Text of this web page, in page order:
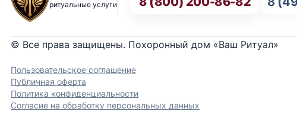
ритуальные услуги
© Все права защищены. Похоронный дом «Ваш Ритуал»
Пользовательское соглашение
Публичная оферта
Политика конфиденциальности
Согласие на обработку персональных данных